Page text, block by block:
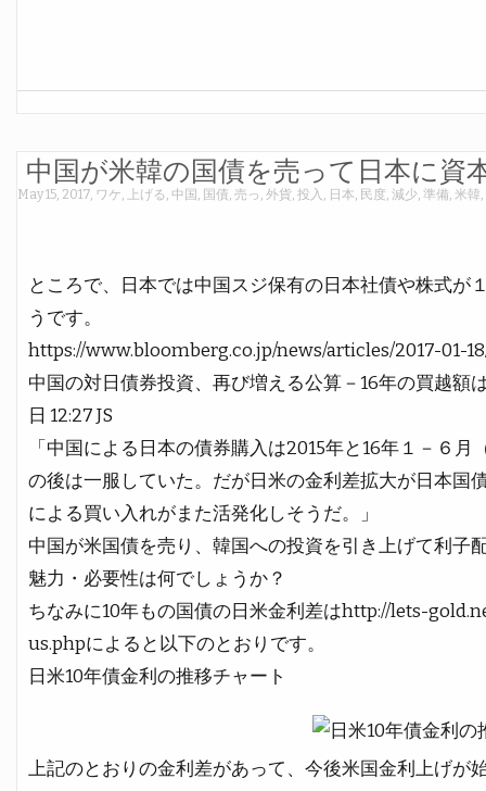
中国が米韓の国債を売って日本に資
May 15, 2017, ワケ, 上げる , 中国 , 国債, 売っ , 外貨, 投入 , 日本, 民度, 減少, 準備, 米韓,
ところで、日本では中国スジ保有の日本社債や株式が
うです。
https://www.bloomberg.co.jp/news/articles/2017-01-
中国の対日債券投資、再び増える公算－16年
日 12:27 JS
「中国による日本の債券購入は2015年と16年１－６
の後は一服していた。だが日米の金利差拡大が日本国
による買い入れがまた活発化しそうだ。」
中国が米国債を売り、韓国への投資を引き上げて利子
魅力・必要性は何でしょうか？
ちなみに10年もの国債の日米金利差はhttp://lets-
us.phpによると以下のとおりです。
日米10年債金利の推移チャート
上記のとおりの金利差があって、今後米国金利上げが